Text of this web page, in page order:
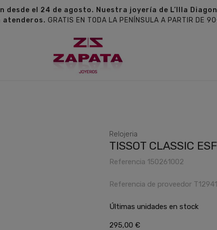
el 24 de agosto. Nuestra joyería de L’Illa
atenderos. GRATIS EN TODA LA PENÍNSULA A PARTIR DE
Relojeria
TISSOT CLASSIC
Referencia 150261002
Referencia de proveedor
Últimas unidades en stock
295,00 €